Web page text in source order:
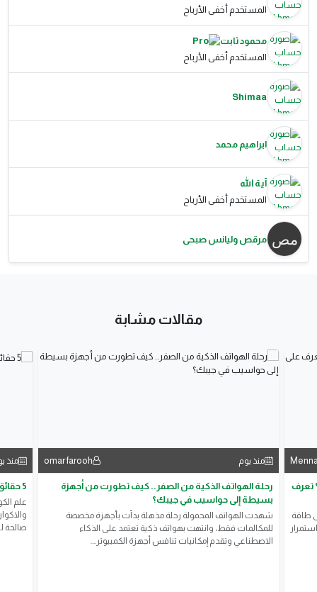
المستخدم أخفى الأرباح
محمود ثابت
المستخدم أخفى الأرباح
Shimaa
ابراهيم محمد
آية الله
المستخدم أخفى الأرباح
مرقص وليانس صبحى
مقالات مشابة
تعرف
طاقة
منذ يوم omar farooh
رحلة الهواتف الذكية من الصفر.. كيف تطورت من أجهزة
بسيطة إلى حواسيب في جيبك؟
شهدت الهواتف المحمولة رحلة مذهلة بدأت بأجهزة مخصصة
للمكالمات فقط، وانتهت بهواتف ذكية تعتمد على الذكاء
الاصطناعي وتقدم إمكانيات تنافس أجهزة الكمبيوتر....
منذ
5 حقائق مذهلة عن الكون لاتزال تحير العلماء
علم
صالحة